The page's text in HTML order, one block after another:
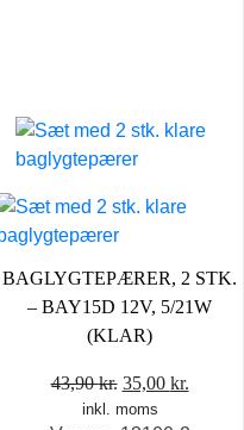
BAGLYGTEPÆRER, 2 STK.
– BAY15D 12V, 5/21W
(KLAR)
43,90kr. Den
oprindelige
35,00 kr.Den
inkl. moms